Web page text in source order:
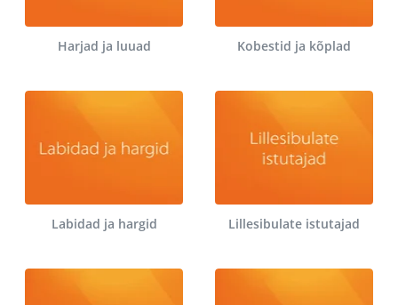
Harjad ja luuad Kobestid ja kõplad
Labidad ja hargid Lillesibulate istutajad